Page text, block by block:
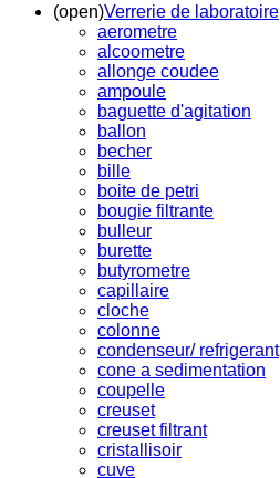
(open)Verrerie de laboratoire
aerometre
alcoometre
allonge coudee
ampoule
baguette d'agitation
ballon
becher
bille
boite de petri
bougie filtrante
bulleur
burette
butyrometre
capillaire
cloche
colonne
condenseur/ refrigerant
cone a sedimentation
coupelle
creuset
creuset filtrant
cristallisoir
cuve